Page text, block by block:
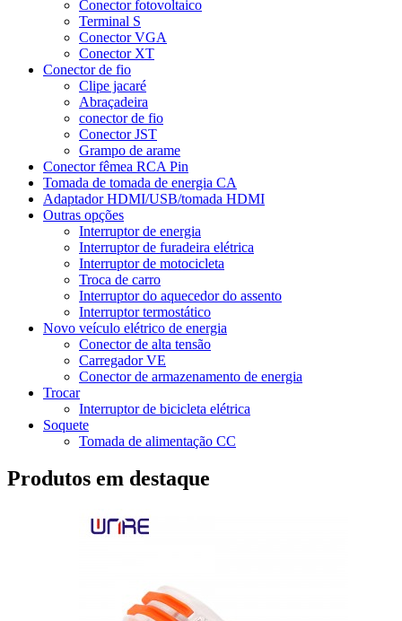
Conector fotovoltaico
Terminal S
Conector VGA
Conector XT
Conector de fio
Clipe jacaré
Abraçadeira
conector de fio
Conector JST
Grampo de arame
Conector fêmea RCA Pin
Tomada de tomada de energia CA
Adaptador HDMI/USB/tomada HDMI
Outras opções
Interruptor de energia
Interruptor de furadeira elétrica
Interruptor de motocicleta
Troca de carro
Interruptor do aquecedor do assento
Interruptor termostático
Novo veículo elétrico de energia
Conector de alta tensão
Carregador VE
Conector de armazenamento de energia
Trocar
Interruptor de bicicleta elétrica
Soquete
Tomada de alimentação CC
Produtos em destaque